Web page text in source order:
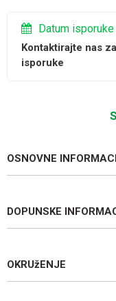
Datum isporuke
Kontaktirajte nas
isporuke
OSNOVNE
DOPUNSKE
OKRUžENJE